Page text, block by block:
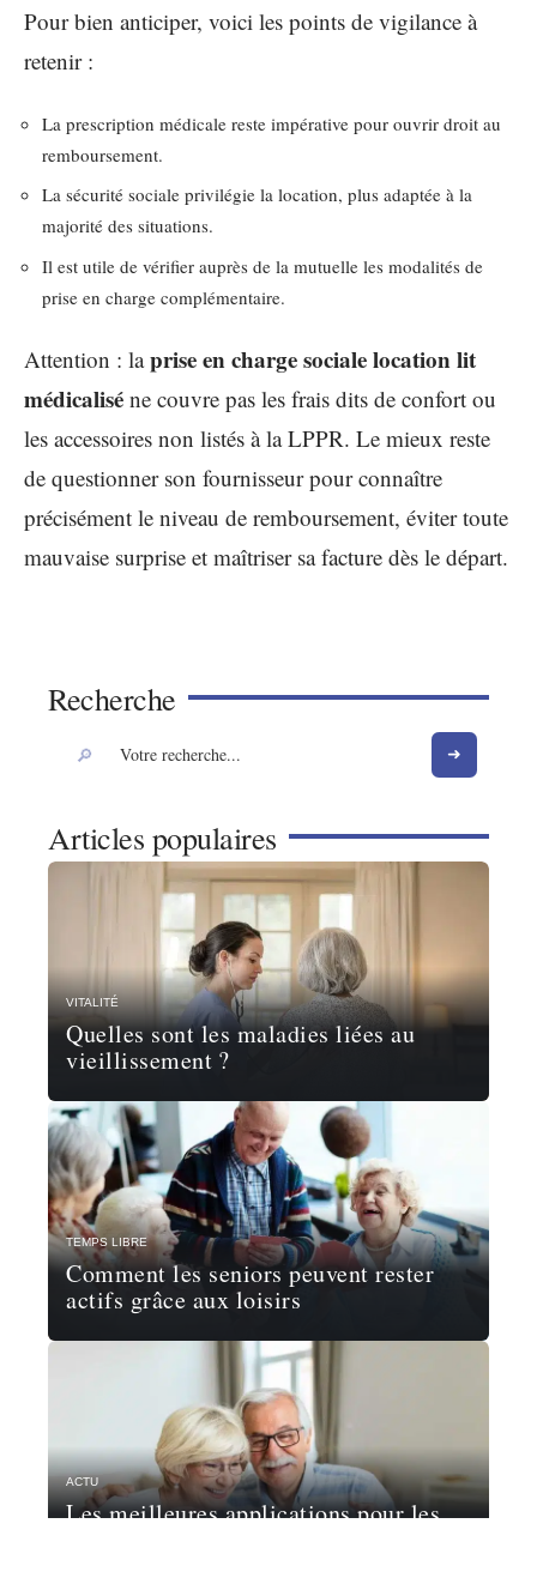
Pour bien anticiper, voici les points de vigilance à
retenir :
La prescription médicale reste impérative pour ouvrir droit au
remboursement.
La sécurité sociale privilégie la location, plus adaptée à la
majorité des situations.
Il est utile de vérifier auprès de la mutuelle les modalités de
prise en charge complémentaire.
Attention : laprise en charge sociale location lit
médicalisé ne couvre pas les frais dits de confort ou
les accessoires non listés à la LPPR. Le mieux reste
de questionner son fournisseur pour connaître
précisément le niveau de remboursement, éviter toute
mauvaise surprise et maîtriser sa facture dès le départ.
Recherche
Articles populaires
VITALITÉ
Quelles sont les maladies liées au
vieillissement ?
TEMPS LIBRE
Comment les seniors peuvent rester
actifs grâce aux loisirs
ACTU
Les meilleures applications pour les